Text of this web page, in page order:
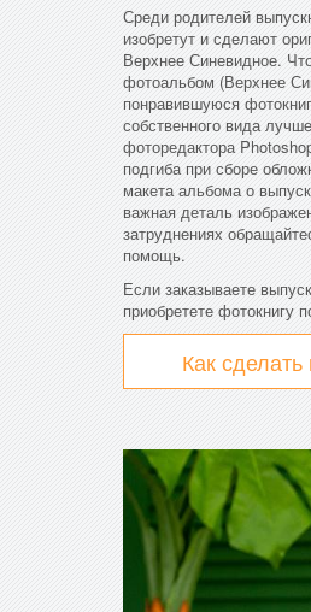
Среди родителей
изобретут и сделают
Верхнее Синевидное.
фотоальбом (Верхнее
понравившуюся
собственного вида
фоторедактора
подгиба при сборе
макета альбома о
важная деталь
затруднениях
помощь.
Если заказываете
приобретете фотокнигу
Как